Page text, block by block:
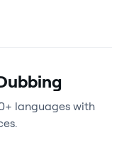
languages with